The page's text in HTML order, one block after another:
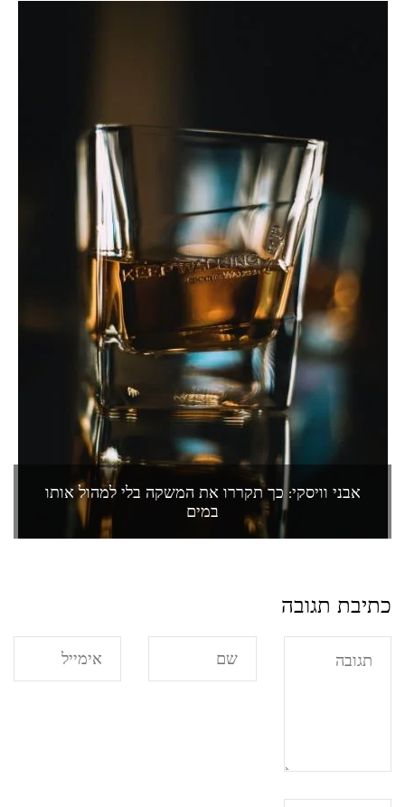
אבני וויסקי: כך תקררו את המשקה בלי למהול אותו
במים
כתיבת תגובה